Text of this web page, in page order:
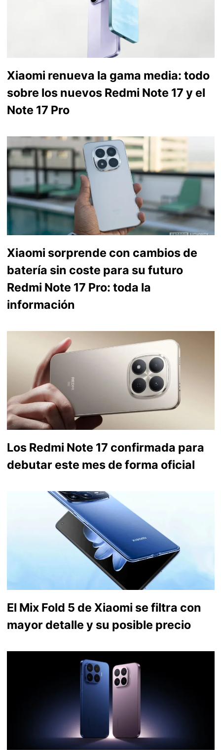
Xiaomi renueva la gama media: todo
sobre los nuevos Redmi Note 17 y el
Note 17 Pro
Xiaomi sorprende con cambios de
batería sin coste para su futuro
Redmi Note 17 Pro: toda la
información
Los Redmi Note 17 confirmada para
debutar este mes de forma oficial
El Mix Fold 5 de Xiaomi se filtra con
mayor detalle y su posible precio